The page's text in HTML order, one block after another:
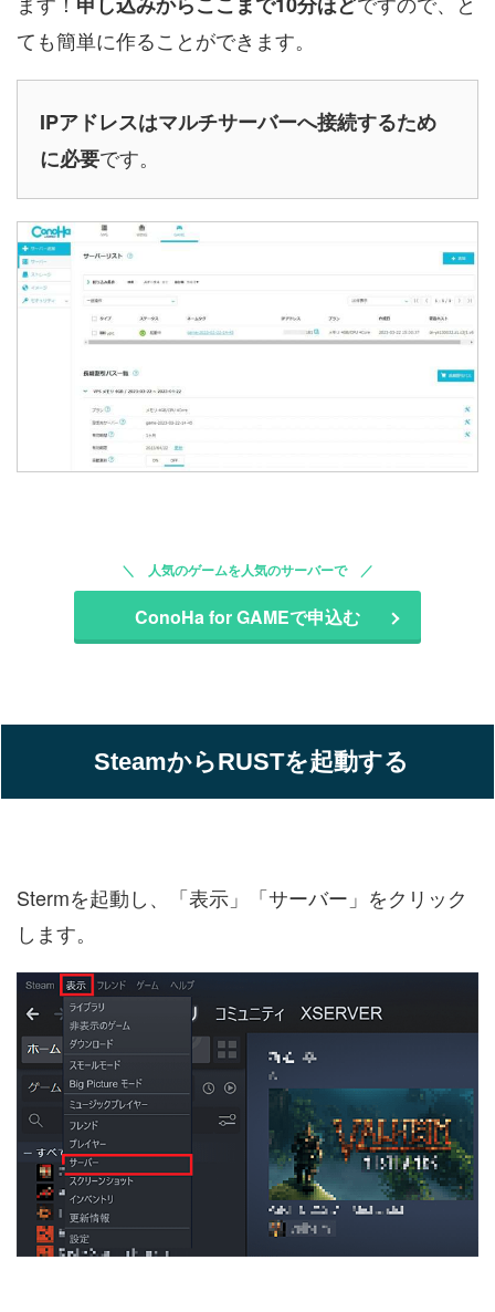
ても簡単に作ることができます。
IPアドレスはマルチサーバーへ接続するため
に必要です。
人気のゲームを人気のサーバーで
ConoHa for GAMEで申込む
SteamからRUSTを起動する
Stermを起動し、「表示」「サーバー」をクリック
します。